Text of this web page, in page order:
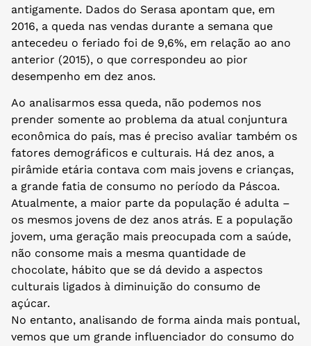
antigamente. Dados do Serasa apontam que, em
2016, a queda nas vendas durante a semana que
antecedeu o feriado foi de 9,6%, em relação ao ano
anterior (2015), o que correspondeu ao pior
desempenho em dez anos.
Ao analisarmos essa queda, não podemos nos
prender somente ao problema da atual conjuntura
econômica do país, mas é preciso avaliar também os
fatores demográficos e culturais. Há dez anos, a
pirâmide etária contava com mais jovens e crianças,
a grande fatia de consumo no período da Páscoa.
Atualmente, a maior parte da população é adulta –
os mesmos jovens de dez anos atrás. E a população
jovem, uma geração mais preocupada com a saúde,
não consome mais a mesma quantidade de
chocolate, hábito que se dá devido a aspectos
culturais ligados à diminuição do consumo de
açúcar.
No entanto, analisando de forma ainda mais pontual,
vemos que um grande influenciador do consumo do